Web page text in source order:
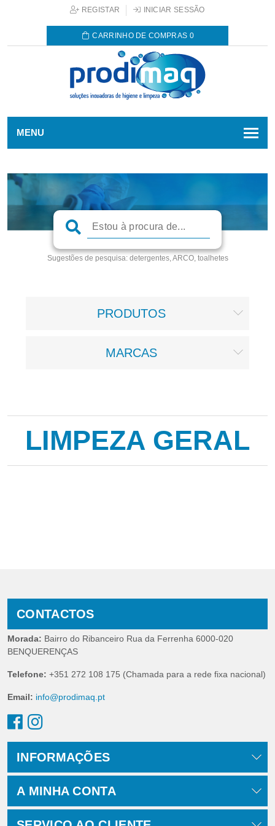
REGISTAR INICIAR SESSÃO
CARRINHO DE COMPRAS 0
MENU
Sugestões de pesquisa:detergentes, ARCO, toalhetes
PRODUTOS
MARCAS
LIMPEZA GERAL
CONTACTOS
Morada: Bairro do Ribanceiro Rua da Ferrenha 6000-020
BENQUERENÇAS
Telefone: +351 272 108 175 (Chamada para a rede fixa nacional)
Email: info@prodimaq.pt
INFORMAÇÕES
A MINHA CONTA